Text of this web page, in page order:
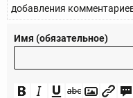
добавления
Имя (обязательное)